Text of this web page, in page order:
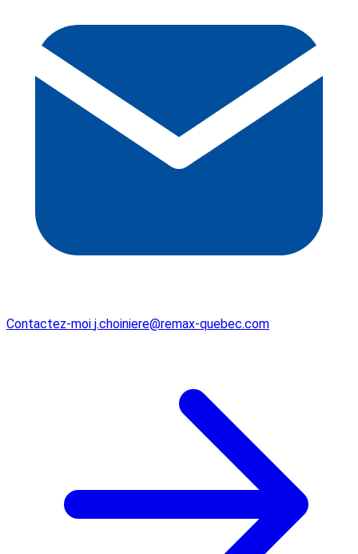
Contactez-moi j.choiniere@remax-quebec.com